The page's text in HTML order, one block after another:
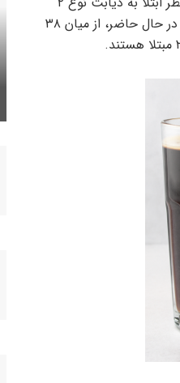
ارتباط دارد، در حالی که منابع دیگر قند با خطر کمتری همراه هستند. در حال حاضر، از میان ۳۸